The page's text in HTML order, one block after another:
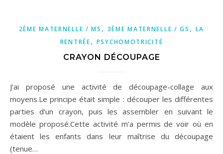
2ÈME MATERNELLE / MS , 3ÈME MATERNELLE / GS , LA
RENTRÉE, PSYCHOMOTRICITÉ
CRAYON DÉCOUPAGE
J’ai proposé une activité de découpage-collage aux
moyens.Le principe était simple : découper les différentes
parties d’un crayon, puis les assembler en suivant le
modèle proposé.Cette activité m’a permis de voir où en
étaient les enfants dans leur maîtrise du découpage
(tenue…